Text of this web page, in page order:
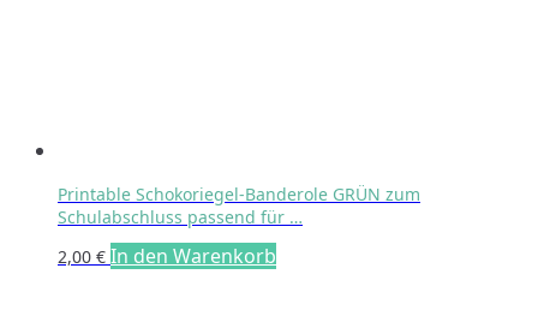
Printable Schokoriegel-Banderole GRÜN zum
Schulabschluss passend für …
2,00 € In den Warenkorb